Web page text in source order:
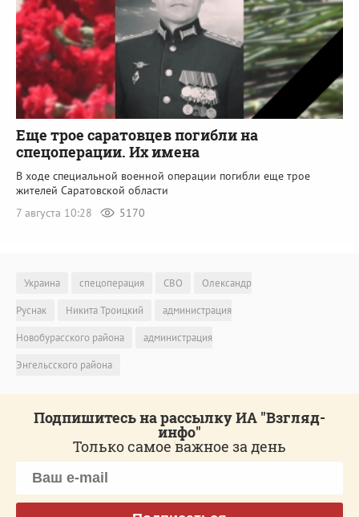
Еще трое саратовцев погибли на
спецоперации. Их имена
В ходе специальной военной операции погибли еще трое
жителей Саратовской области
7 августа 10:28
5170
Украина спецоперация СВО
Олександр
Руснак
Никита Троицкий
администрация
Новобурасского района
администрация
Энгельсского района
Подпишитесь на рассылку ИА "Взгляд-
инфо"
Только самое важное за день